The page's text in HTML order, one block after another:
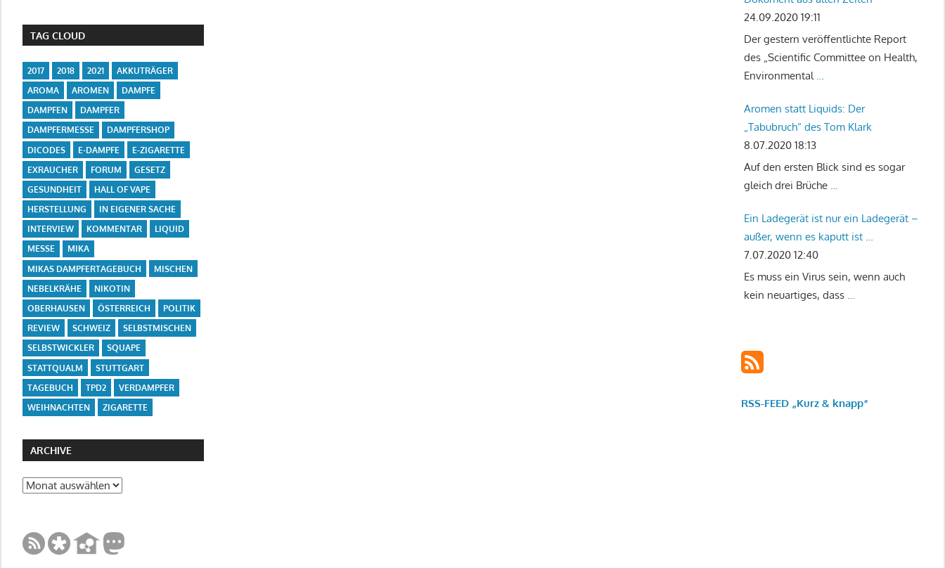
TAG CLOUD
2017 2018 2021
AKKUTRÄGER
AROMA
AROMEN
DAMPFE
DAMPFEN
DAMPFER
DAMPFERMESSE
DAMPFERSHOP
DICODES
E-DAMPFE
E-ZIGARETTE
EXRAUCHER
FORUM
GESETZ
GESUNDHEIT
HALL OF VAPE
HERSTELLUNG
IN EIGENER SACHE
INTERVIEW
KOMMENTAR
LIQUID
MESSE
MIKA
MIKAS DAMPFERTAGEBUCH
MISCHEN
NEBELKRÄHE
NIKOTIN
OBERHAUSEN
ÖSTERREICH
POLITIK
REVIEW
SCHWEIZ
SELBSTMISCHEN
SELBSTWICKLER
SQUAPE
STATTQUALM
STUTTGART
TAGEBUCH
TPD2
VERDAMPFER
WEIHNACHTEN
ZIGARETTE
ARCHIVE
Archive
24.09.2020 19:11
Der gestern veröffentlichte Report
des „Scientific Committee on Health,
Environmental …
Aromen statt Liquids: Der
„Tabubruch“ des Tom Klark
8.07.2020 18:13
Auf den ersten Blick sind es sogar
gleich drei Brüche …
Ein Ladegerät ist nur ein Ladegerät –
außer, wenn es kaputt ist …
7.07.2020 12:40
Es muss ein Virus sein, wenn auch
kein neuartiges, dass …
RSS-FEED „Kurz & knapp“